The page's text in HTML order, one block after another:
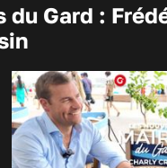
du Gard :